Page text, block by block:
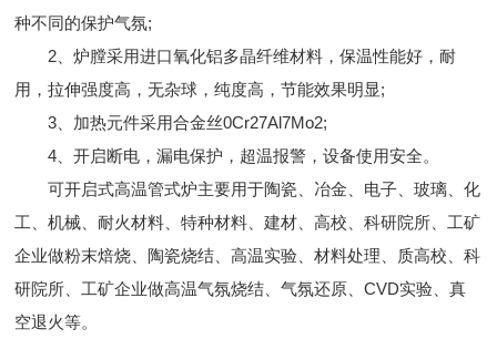
种不同的保护气氛;
2、炉膛采用进口氧化铝多晶纤维材料，保温性能好，耐
用，拉伸强度高，无杂球，纯度高，节能效果明显;
3、加热元件采用合金丝0Cr27Al7Mo2;
4、开启断电，漏电保护，超温报警，设备使用安全。
可开启式高温管式炉主要用于陶瓷、冶金、电子、玻璃、化
工、机械、耐火材料、特种材料、建材、高校、科研院所、工矿
企业做粉末焙烧、陶瓷烧结、高温实验、材料处理、质高校、科
研院所、工矿企业做高温气氛烧结、气氛还原、CVD实验、真
空退火等。